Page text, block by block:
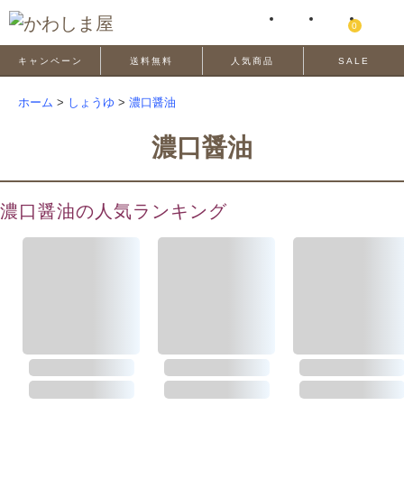
0
キャンペーン 送料無料 人気商品 SALE
ホーム > しょうゆ > 濃口醤油
濃口醤油
濃口醤油の人気ランキング